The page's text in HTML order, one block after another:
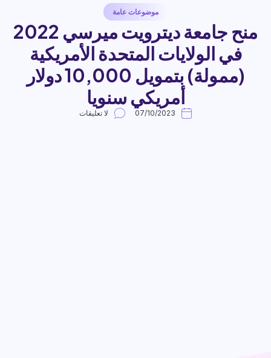
موضوعات عامة
منح جامعة ديترويت ميرسي 2022
في الولايات المتحدة الأمريكية
(ممولة) بتمويل 10,000 دولار
أمريكي سنويا
07/10/2023 لا تعليقات